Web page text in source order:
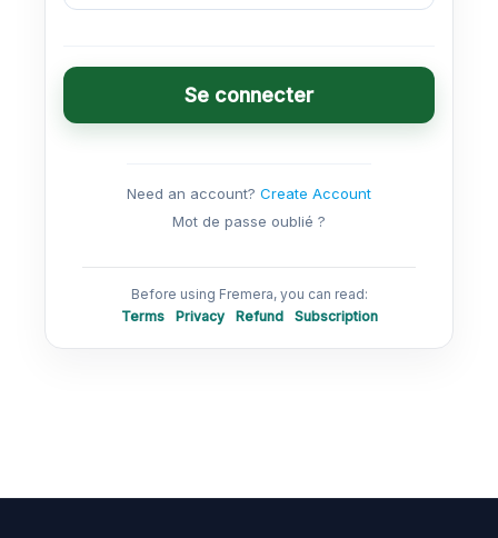
Se connecter
Need an account? Create Account
Mot de passe oublié ?
Before using Fremera, you can read:
Terms
Privacy Refund Subscription